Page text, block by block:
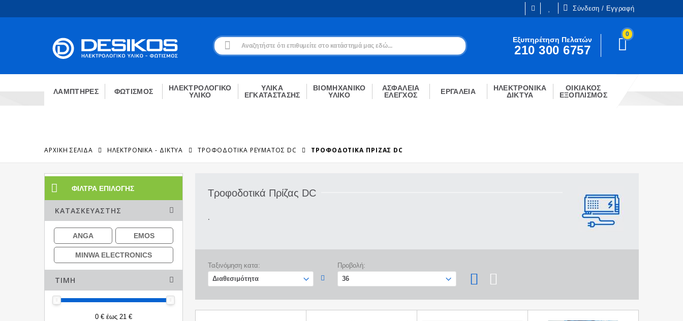
Σύνδεση / Εγγραφή
Εγγραφή
Δεν είσαι μέλος;
ΕΓΓΡΑΦΉ
Είμαι ήδη πελάτης
ΣΎΝΔΕΣΗ
Εξυπηρέτηση Πελατών
210 300 6757
0
ΛΑΜΠΤΗΡΕΣ ΦΩΤΙΣΜΟΣ
ΗΛΕΚΤΡΟΛΟΓΙΚΟ
ΥΛΙΚΟ
ΥΛΙΚΑ
ΕΓΚΑΤΑΣΤΑΣΗΣ
ΒΙΟΜΗΧΑΝΙΚΟ
ΥΛΙΚΟ
ΑΣΦΑΛΕΙΑ
ΕΛΕΓΧΟΣ
ΕΡΓΑΛΕΙΑ
ΗΛΕΚΤΡΟΝΙΚΑ
ΔΙΚΤΥΑ
ΟΙΚΙΑΚΟΣ
ΕΞΟΠΛΙΣΜΟΣ
ΑΡΧΙΚΉ ΣΕΛΊΔΑ ΗΛΕΚΤΡΟΝΙΚΑ - ΔΙΚΤΥΑ ΤΡΟΦΟΔΟΤΙΚΆ ΡΕΎΜΑΤΟΣ DC ΤΡΟΦΟΔΟΤΙΚΆ ΠΡΊΖΑΣ DC
ΦΊΛΤΡΑ ΕΠΙΛΟΓΉΣ
ΚΑΤΑΣΚΕΥΑΣΤΉΣ
ANGA EMOS
MINWA ELECTRONICS
ΤΙΜΉ
0 € έως 21 €
Τροφοδοτικά Πρίζας DC
.
Ταξινόμηση κατα: Προβολή: